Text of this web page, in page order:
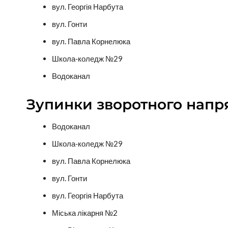
вул. Георгія Нарбута
вул. Гонти
вул. Павла Корнелюка
Школа-коледж №29
Водоканал
Зупинки зворотного
Водоканал
Школа-коледж №29
вул. Павла Корнелюка
вул. Гонти
вул. Георгія Нарбута
Міська лікарня №2